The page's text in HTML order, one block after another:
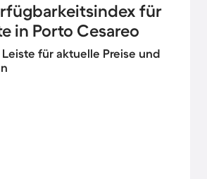
für
in Porto Cesareo
für aktuelle Preise und